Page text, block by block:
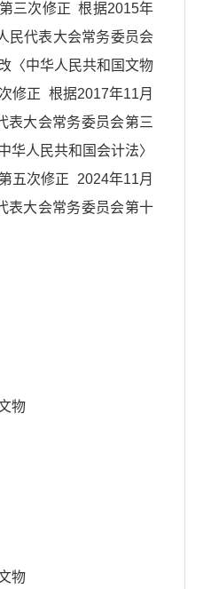
三次修正 根据2015年
民代表大会常务委员会
〈中华人民共和国文物
修正 根据2017年11月
表大会常务委员会第三
华人民共和国会计法〉
五次修正 2024年11月
表大会常务委员会第十
物
物